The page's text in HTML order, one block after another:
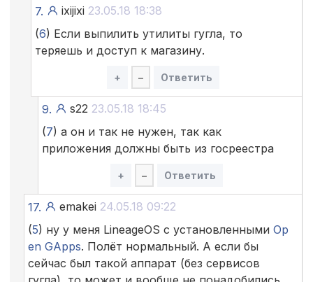
7. ixijixi 23.05.18 18:38
(6) Если выпилить утилиты гугла, то
теряешь и доступ к магазину.
+ – Ответить
9. s22 23.05.18 18:45
(7) а он и так не нужен, так как
приложения должны быть из госреестра
+ – Ответить
17. emakei 24.05.18 09:22
(5) ну у меня LineageOS с установленными Op
en GApps. Полёт нормальный. А если бы
сейчас был такой аппарат (без сервисов